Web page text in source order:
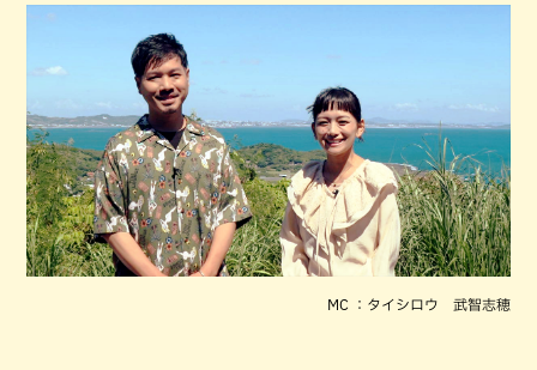
MC ：タイシロウ 武智志穂